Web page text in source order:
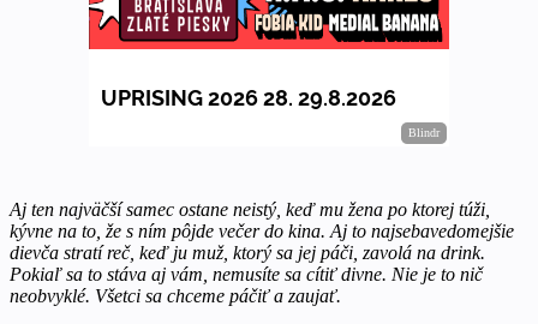
Aj ten najväčší samec ostane neistý, keď mu žena po ktorej túži,
kývne na to, že s ním pôjde večer do kina. Aj to najsebavedomejšie
dievča stratí reč, keď ju muž, ktorý sa jej páči, zavolá na drink.
Pokiaľ sa to stáva aj vám, nemusíte sa cítiť divne. Nie je to nič
neobvyklé. Všetci sa chceme páčiť a zaujať.